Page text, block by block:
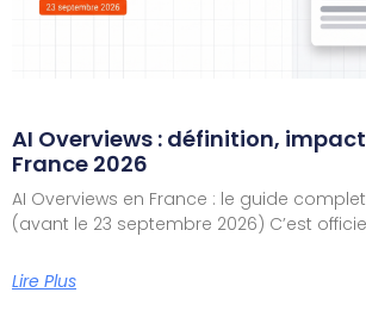
AI Overviews : définition,
France 2026
AI Overviews en France : le guide
(avant le 23 septembre 2026) C’est
Lire Plus